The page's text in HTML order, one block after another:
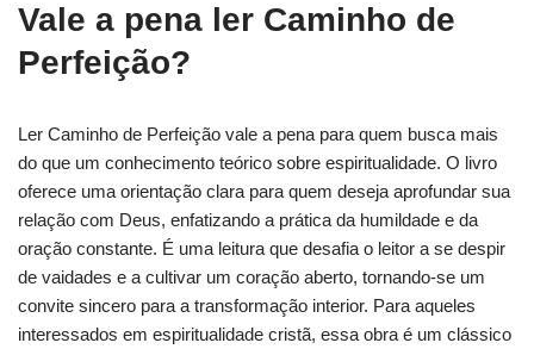
Vale a pena ler Caminho de
Perfeição?
Ler Caminho de Perfeição vale a pena para quem busca mais
do que um conhecimento teórico sobre espiritualidade. O livro
oferece uma orientação clara para quem deseja aprofundar sua
relação com Deus, enfatizando a prática da humildade e da
oração constante. É uma leitura que desafia o leitor a se despir
de vaidades e a cultivar um coração aberto, tornando-se um
convite sincero para a transformação interior. Para aqueles
interessados em espiritualidade cristã, essa obra é um clássico